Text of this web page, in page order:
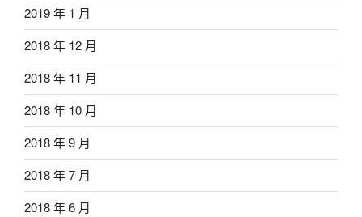
2019 年 1 月
2018 年 12 月
2018 年 11 月
2018 年 10 月
2018 年 9 月
2018 年 7 月
2018 年 6 月